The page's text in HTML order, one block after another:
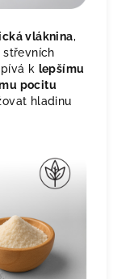
vláknina,
střevních
k lepšímu
pocitu
hladinu